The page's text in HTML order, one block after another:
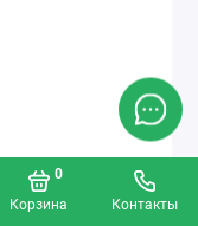
Корзина
0
Контакты